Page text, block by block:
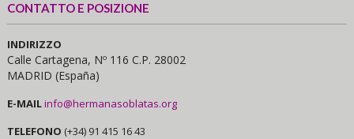
CONTATTO E POSIZIONE
INDIRIZZO
Calle Cartagena, Nº 116 C.P. 28002
MADRID (España)
E-MAILinfo@hermanasoblatas.org
TELEFONO (+34) 91 415 16 43